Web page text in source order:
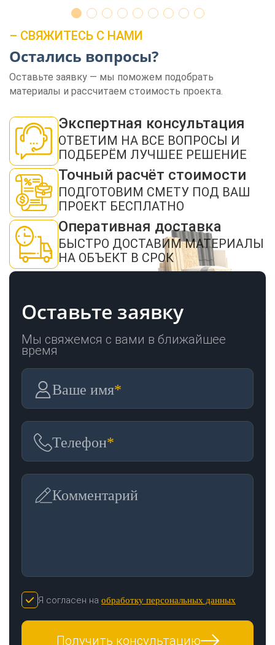
– СВЯЖИТЕСЬ С НАМИ
Остались вопросы?
Оставьте заявку — мы поможем подобрать
материалы и рассчитаем стоимость проекта.
Экспертная консультация
ОТВЕТИМ НА ВСЕ ВОПРОСЫ И
ПОДБЕРЁМ ЛУЧШЕЕ РЕШЕНИЕ
Точный расчёт стоимости
ПОДГОТОВИМ СМЕТУ ПОД ВАШ
ПРОЕКТ БЕСПЛАТНО
Оперативная доставка
БЫСТРО ДОСТАВИМ МАТЕРИАЛЫ
НА ОБЪЕКТ В СРОК
Оставьте заявку
Мы свяжемся с вами в ближайшее
время
Ваше имя*
Телефон*
Комментарий
Я согласен на обработку персональных данных
Получить консультацию
ЗАКАЗАТЬ ЗВОНОК
Нажимая кнопку "Отправить", я даю своё согласие на обработку моих
персональных данных в соответствии с ФЗ от 27.07.2006 № 152-ФЗ "О
персональных данных", на условиях и для целей, определенных в
конфиденциальности
ОТПРАВИТЬ